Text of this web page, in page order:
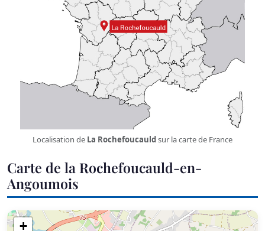
Localisation de La Rochefoucauldsur la carte de France
Carte de la Rochefoucauld-en-
Angoumois
+